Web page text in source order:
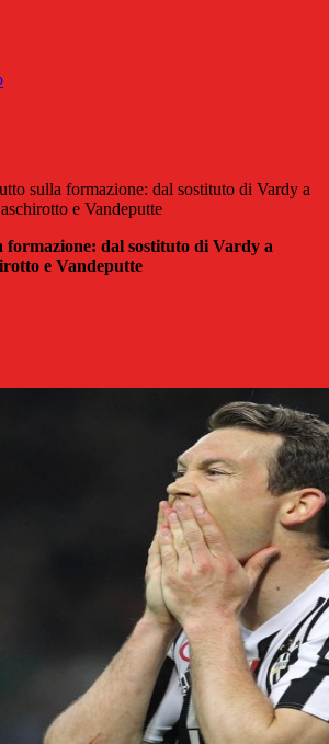
sulla formazione: dal sostituto di Vardy a
e Vandeputte
formazione: dal sostituto di Vardy a
e Vandeputte